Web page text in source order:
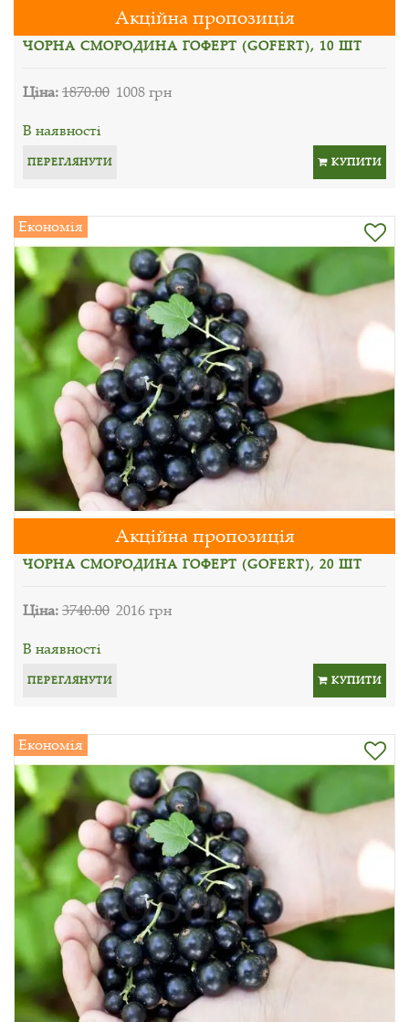
Акційна пропозиція
ЧОРНА СМОРОДИНА ГОФЕРТ (GOFERT), 10 ШТ
Ціна:1870.00 1008 грн
В наявності
ПЕРЕГЛЯНУТИ КУПИТИ
Економія
Акційна пропозиція
ЧОРНА СМОРОДИНА ГОФЕРТ (GOFERT), 20 ШТ
Ціна:3740.00 2016 грн
В наявності
ПЕРЕГЛЯНУТИ КУПИТИ
Економія